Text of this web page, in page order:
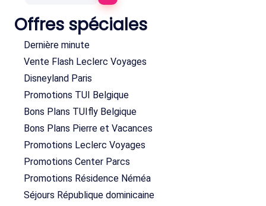
Offres spéciales
Dernière minute
Vente Flash Leclerc Voyages
Disneyland Paris
Promotions TUI Belgique
Bons Plans TUIfly Belgique
Bons Plans Pierre et Vacances
Promotions Leclerc Voyages
Promotions Center Parcs
Promotions Résidence Néméa
Séjours République dominicaine